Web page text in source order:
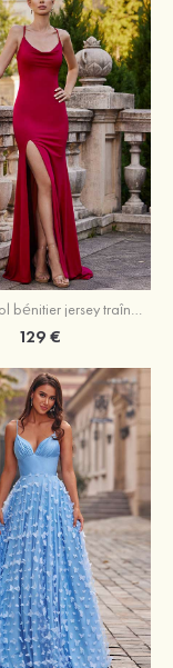
Fourreau col bénitier jersey traîne balayage robe de bal
129 €